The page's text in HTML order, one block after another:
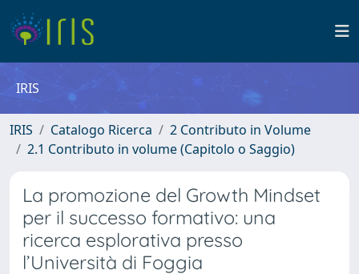
IRIS
IRIS Catalogo Ricerca
2 Contributo in Volume
2.1 Contributo in volume (Capitolo o Saggio)
La promozione del Growth Mindset
per il successo formativo: una
ricerca esplorativa presso
l’Università di Foggia